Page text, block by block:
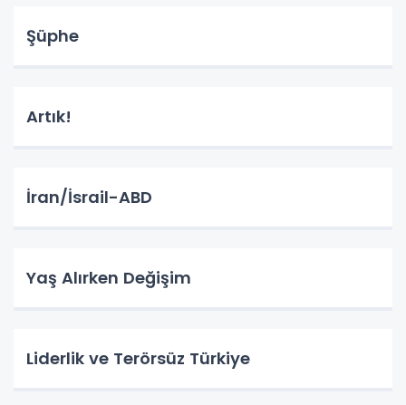
Şüphe
Artık!
İran/İsrail-ABD
Yaş Alırken Değişim
Liderlik ve Terörsüz Türkiye